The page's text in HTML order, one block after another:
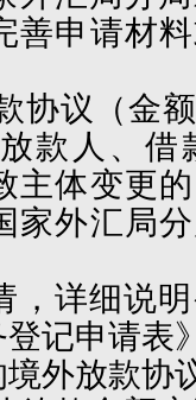
善申请材
议（金额
款人、借
主体变更
家外汇局
详细说明
记申请表
外放款协